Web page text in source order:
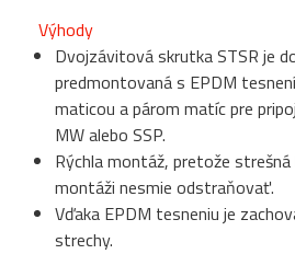
Výhody
Dvojzávitová skrutka STSR je
predmontovaná s EPDM
maticou a párom matíc pre
MW alebo SSP.
Rýchla montáž, pretože
montáži nesmie odstraňovať.
Vďaka EPDM tesneniu je
strechy.